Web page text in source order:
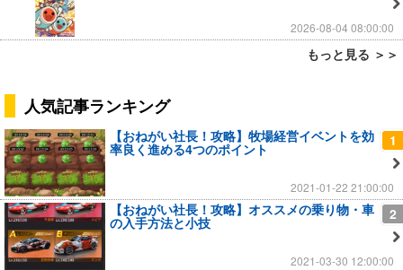
2026-08-04 08:00:00
もっと見る ＞＞
人気記事ランキング
1
【おねがい社長！攻略】牧場経営イベントを効
率良く進める4つのポイント
2021-01-22 21:00:00
2
【おねがい社長！攻略】オススメの乗り物・車
の入手方法と小技
2021-03-30 12:00:00